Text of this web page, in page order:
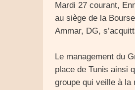
Mardi 27 courant,
au siège de la
Ammar, DG,
Le management du
place de Tunis ainsi
groupe qui veille à la